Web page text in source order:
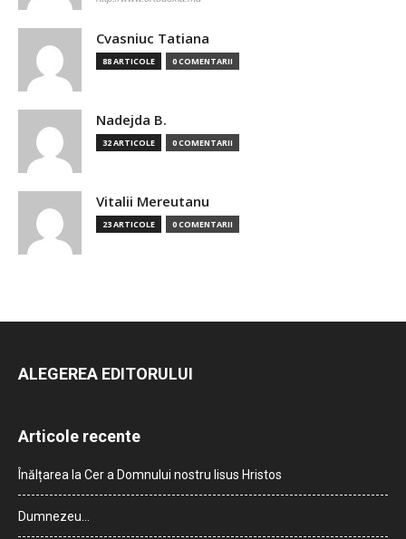
Cvasniuc Tatiana
88 ARTICOLE 0 COMENTARII
Nadejda B.
32 ARTICOLE 0 COMENTARII
Vitalii Mereutanu
23 ARTICOLE 0 COMENTARII
ALEGEREA EDITORULUI
Articole recente
Înălțarea la Cer a Domnului nostru Iisus Hristos
Dumnezeu…